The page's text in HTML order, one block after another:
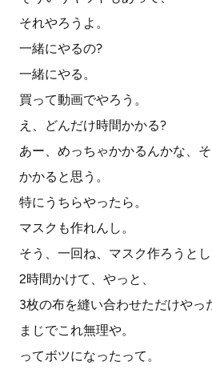
それやろうよ。
一緒にやるの?
一緒にやる。
買って動画でやろう。
え、どんだけ時間かかる?
あー、めっちゃかかるんかな、そ
かかると思う。
特にうちらやったら。
マスクも作れんし。
そう、一回ね、マスク作ろうとし
2時間かけて、やっと、
3枚の布を縫い合わせただけやっ
まじでこれ無理や。
ってボツになったって。